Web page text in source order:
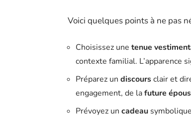
Voici quelques points à ne pas
Choisissez une tenue
contexte familial. L’apparence
Préparez un discoursclair et
engagement, de lafuture
Prévoyez un cadeau